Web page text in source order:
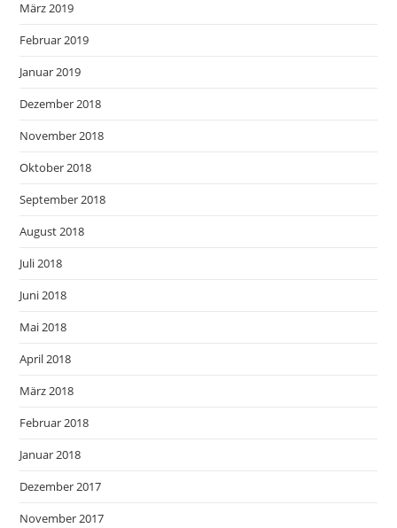
März 2019
Februar 2019
Januar 2019
Dezember 2018
November 2018
Oktober 2018
September 2018
August 2018
Juli 2018
Juni 2018
Mai 2018
April 2018
März 2018
Februar 2018
Januar 2018
Dezember 2017
November 2017